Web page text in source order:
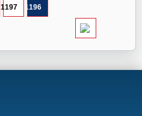
1196
1197